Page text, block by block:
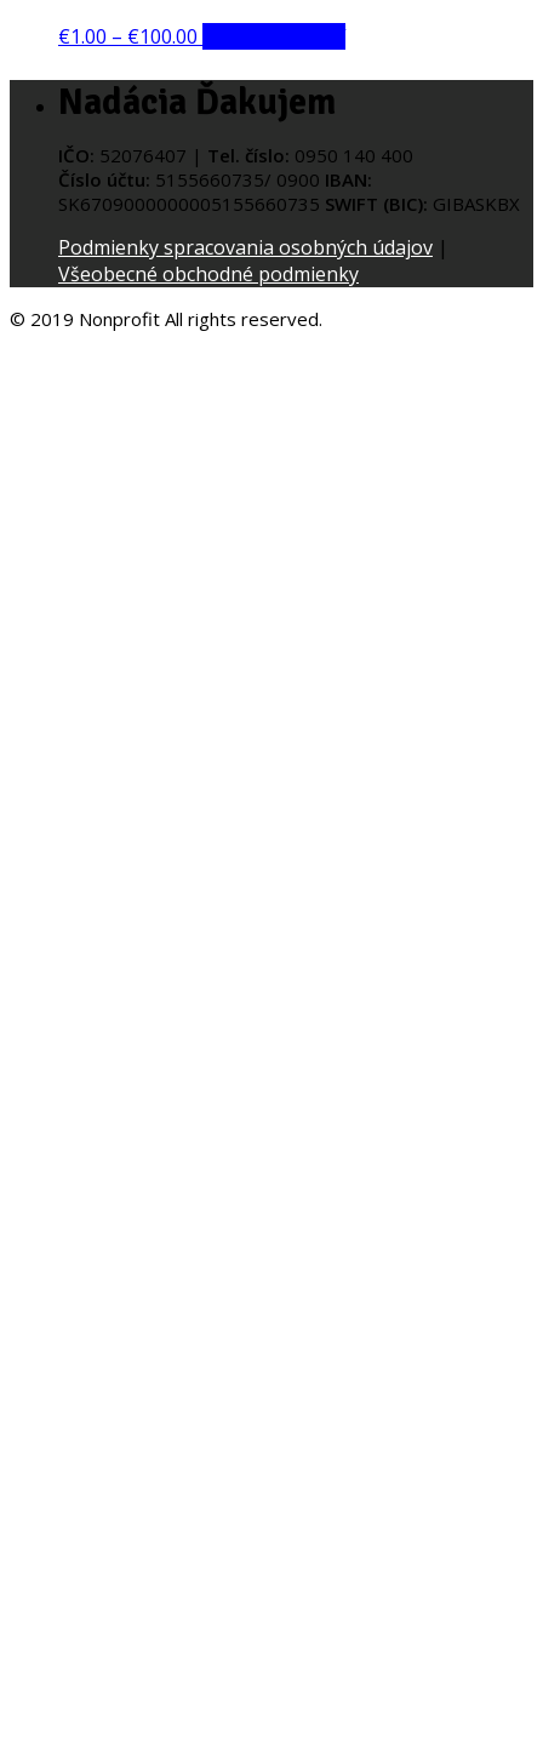
€1.00 – €100.00
Nadácia Ďakujem
IČO: 52076407 | Tel. číslo: 0950 140 400
Číslo účtu: 5155660735/ 0900 IBAN:
SK6709000000005155660735 SWIFT (BIC): GIBASKBX
Podmienky spracovania osobných údajov |
Všeobecné obchodné podmienky
© 2019 Nonprofit All rights reserved.